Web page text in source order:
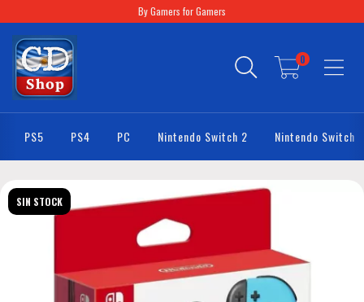
By Gamers for Gamers
0
PS5 PS4 PC Nintendo Switch 2 Nintendo Switch
SIN STOCK